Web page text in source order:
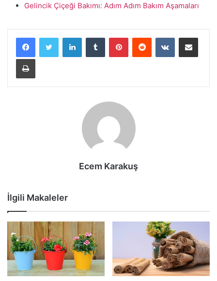
Gelincik Çiçeği Bakımı: Adım Adım Bakım Aşamaları
LinkedInTumblr PinterestReddit VKontakteE-Posta ile paylaş
Yazdır
Ecem Karakuş
İlgili Makaleler